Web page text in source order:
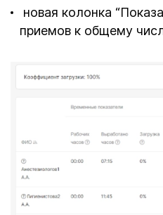
новая колонка
приемов к общему